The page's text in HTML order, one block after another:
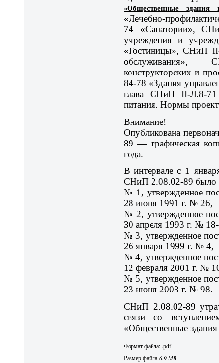
«Общественные здания
«Лечебно-
74 «Санатории»,
учреждения и
«Гостиницы», СНиП
конструкторских и
84-78 «Здания
глава СНиП II-Л.8-71
питания. Нормы
Внимание!
Опубликована
89 — графическая
года.
В интервале с 1
СНиП 2.08.02-89 было
№ 1, утвержденное
28 июня 1991 г. № 26,
№ 2, утвержденное
30 апреля 1993 г. №
№ 3, утвержденное
26 января 1999 г. № 4,
№ 4, утвержденное
12 февраля 2001 г. №
№ 5, утвержденное
23 июня 2003 г. № 98.
СНиП 2.08.02-89
связи со
«Общественные
Формат файла: .pdf
Размер файла6.9 MB